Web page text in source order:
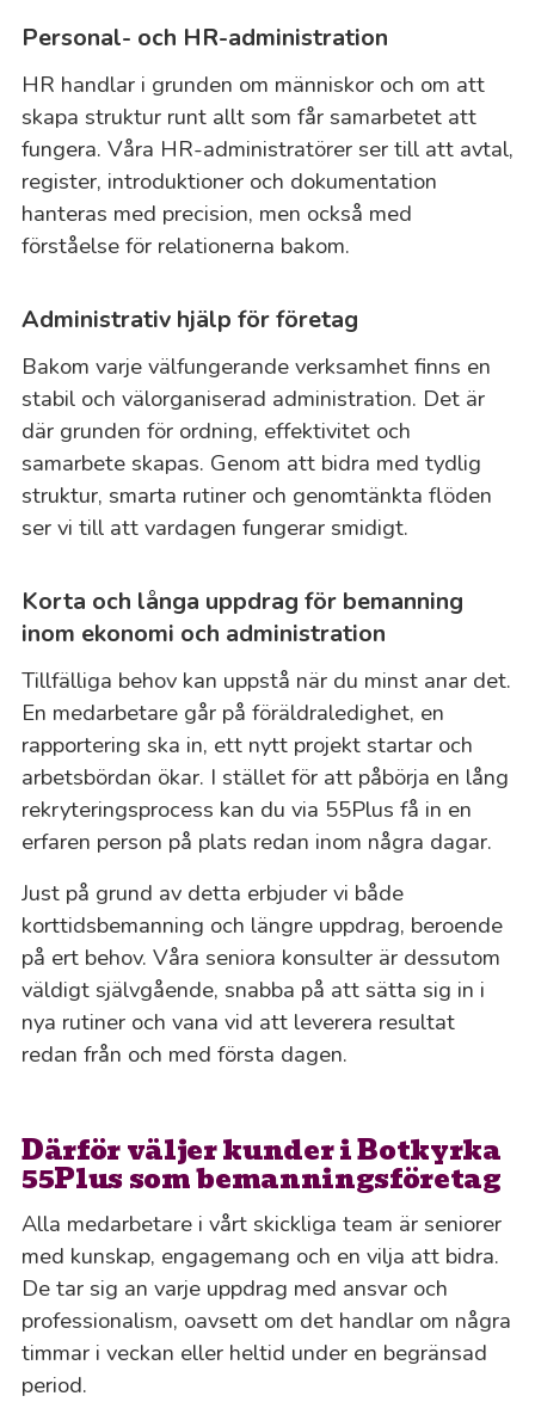
Personal- och HR-administration
HR handlar i grunden om människor och om att
skapa struktur runt allt som får samarbetet att
fungera. Våra HR-administratörer ser till att avtal,
register, introduktioner och dokumentation
hanteras med precision, men också med
förståelse för relationerna bakom.
Administrativ hjälp för företag
Bakom varje välfungerande verksamhet finns en
stabil och välorganiserad administration. Det är
där grunden för ordning, effektivitet och
samarbete skapas. Genom att bidra med tydlig
struktur, smarta rutiner och genomtänkta flöden
ser vi till att vardagen fungerar smidigt.
Korta och långa uppdrag för bemanning
inom ekonomi och administration
Tillfälliga behov kan uppstå när du minst anar det.
En medarbetare går på föräldraledighet, en
rapportering ska in, ett nytt projekt startar och
arbetsbördan ökar. I stället för att påbörja en lång
rekryteringsprocess kan du via 55Plus få in en
erfaren person på plats redan inom några dagar.
Just på grund av detta erbjuder vi både
korttidsbemanning och längre uppdrag, beroende
på ert behov. Våra seniora konsulter är dessutom
väldigt självgående, snabba på att sätta sig in i
nya rutiner och vana vid att leverera resultat
redan från och med första dagen.
Därför väljer kunder i Botkyrka
55Plus som bemanningsföretag
Alla medarbetare i vårt skickliga team är seniorer
med kunskap, engagemang och en vilja att bidra.
De tar sig an varje uppdrag med ansvar och
professionalism, oavsett om det handlar om några
timmar i veckan eller heltid under en begränsad
period.